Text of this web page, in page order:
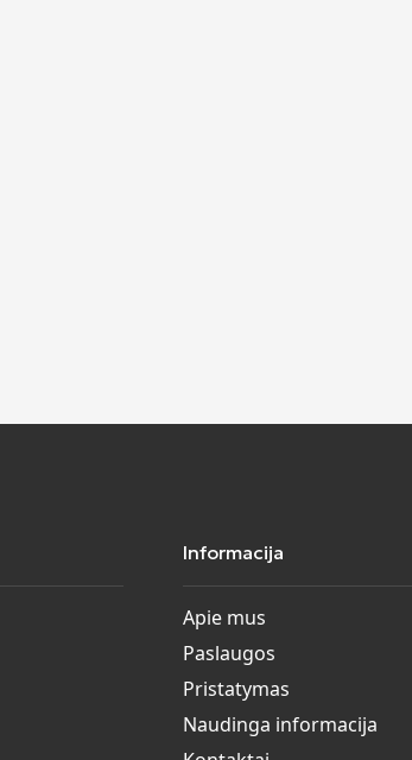
Informacija
Apie mus
Paslaugos
Pristatymas
Naudinga informacija